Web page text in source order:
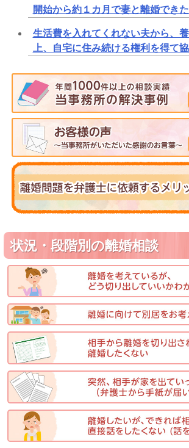
開始から約１カ月で妻と離婚でき
生活費を入れてくれない夫から、
上、自宅に住み続ける権利を得て
状況・段階別の離婚相談